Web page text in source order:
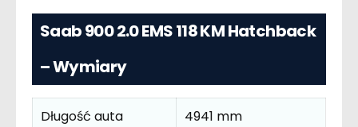
Saab 900 2.0 EMS 118 KM Hatchback
– Wymiary
Długość auta
4941 mm